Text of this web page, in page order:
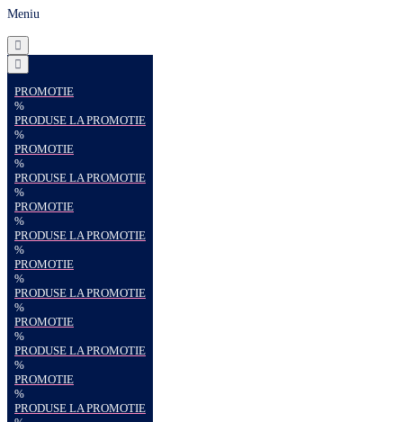
Meniu
PROMOTIE
%
PRODUSE LA PROMOTIE
%
PROMOTIE
%
PRODUSE LA PROMOTIE
%
PROMOTIE
%
PRODUSE LA PROMOTIE
%
PROMOTIE
%
PRODUSE LA PROMOTIE
%
PROMOTIE
%
PRODUSE LA PROMOTIE
%
PROMOTIE
%
PRODUSE LA PROMOTIE